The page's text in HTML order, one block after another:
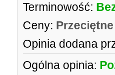
Terminowość:
Ceny: Przeciętne
Opinia dodana
Ogólna opinia: